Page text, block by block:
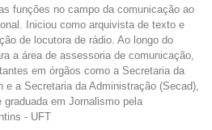
funções no campo da comunicação ao
Iniciou como arquivista de texto e
de locutora de rádio. Ao longo do
a área de assessoria de comunicação,
em órgãos como a Secretaria da
a Secretaria da Administração (Secad),
em Jornalismo pela
- UFT